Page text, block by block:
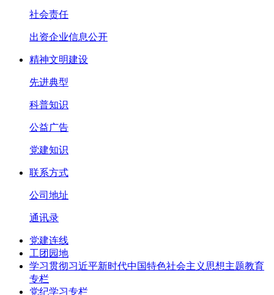
社会责任
出资企业信息公开
精神文明建设
先进典型
科普知识
公益广告
党建知识
联系方式
公司地址
通讯录
党建连线
工团园地
学习贯彻习近平新时代中国特色社会主义思想主题教育
专栏
党纪学习专栏